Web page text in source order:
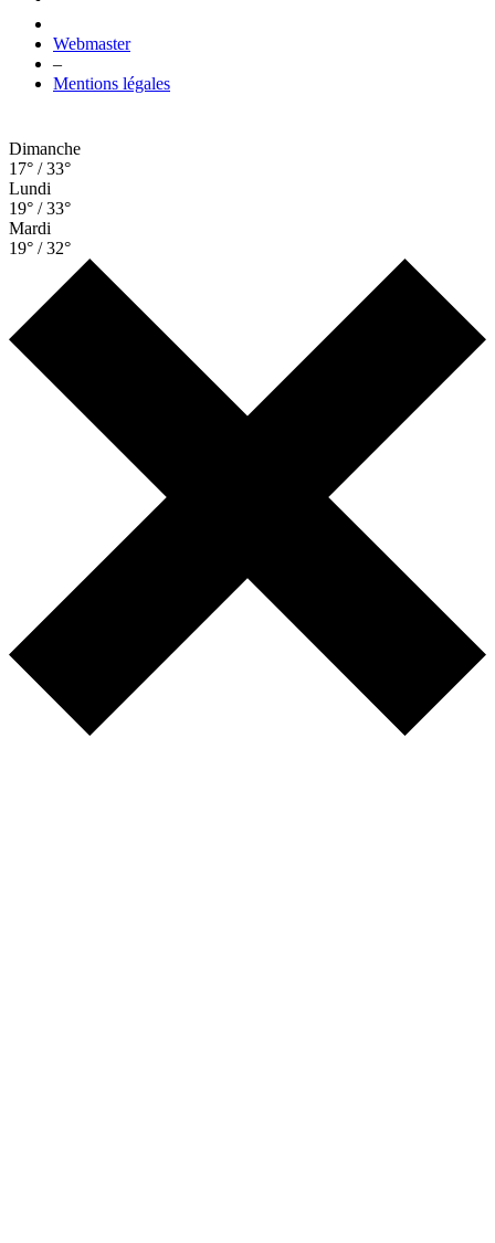
Webmaster
–
Mentions légales
Dimanche
17° / 33°
Lundi
19° / 33°
Mardi
19° / 32°